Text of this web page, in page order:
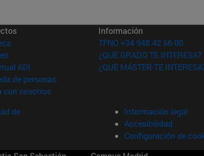
(abre en nueva ventana)
(abre en nueva ventana)
ADI (abre en nueva ventana)
de personas(abre en nueva ventana)
con nosotros(abre en nueva ventana)
Información
TFNO +34 948 42 56 00
¿QUÉ GRADO TE INTERESA?
¿QUÉ MÁSTER TE
de
Información legal
Accesibilidad
Configuración de